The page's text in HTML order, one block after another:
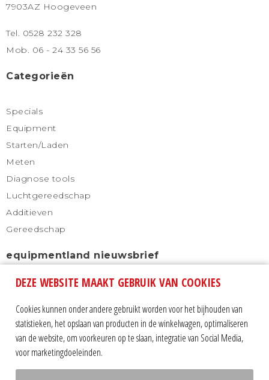
7903AZ Hoogeveen
Tel. 0528 232 328
Mob. 06 - 24 33 56 56
Categorieën
Specials
Equipment
Starten/Laden
Meten
Diagnose tools
Luchtgereedschap
Additieven
Gereedschap
equipmentland nieuwsbrief
Schrijf u in voor onze nieuwsbrief en blijf altijd
automatisch op de hoogte.
DEZE WEBSITE MAAKT GEBRUIK VAN COOKIES
Cookies kunnen onder andere gebruikt worden voor het bijhouden van
statistieken, het opslaan van producten in de winkelwagen, optimaliseren
van de website, om voorkeuren op te slaan, integratie van Social Media,
voor marketingdoeleinden.